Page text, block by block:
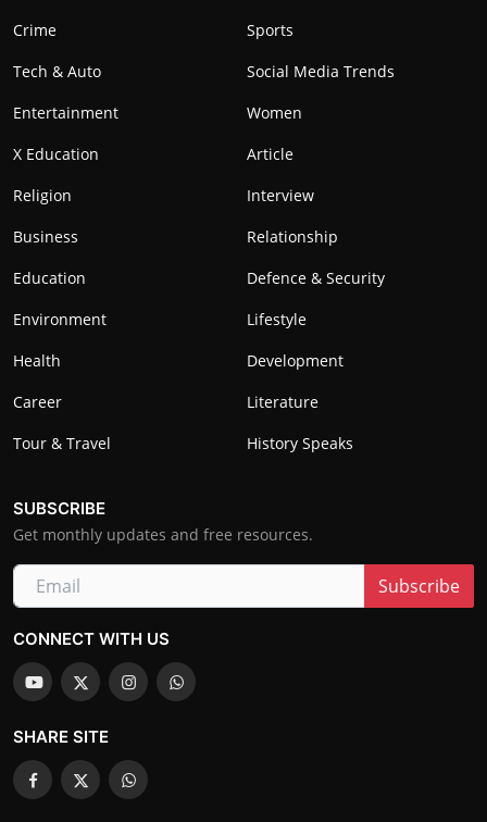
Crime
Sports
Tech & Auto
Social Media Trends
Entertainment
Women
X Education
Article
Religion
Interview
Business
Relationship
Education
Defence & Security
Environment
Lifestyle
Health
Development
Career
Literature
Tour & Travel
History Speaks
SUBSCRIBE
Get monthly updates and free resources.
Subscribe
CONNECT WITH US
SHARE SITE